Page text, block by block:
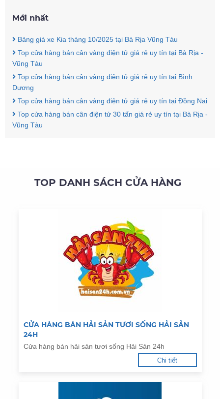
Mới nhất
Bảng giá xe Kia tháng 10/2025 tại Bà Rịa Vũng Tàu
Top cửa hàng bán cân vàng điện tử giá rẻ uy tín tại Bà Rịa -
Vũng Tàu
Top cửa hàng bán cân vàng điện tử giá rẻ uy tín tại Bình
Dương
Top cửa hàng bán cân vàng điện tử giá rẻ uy tín tại Đồng Nai
Top cửa hàng bán cân điện tử 30 tấn giá rẻ uy tín tại Bà Rịa -
Vũng Tàu
TOP DANH SÁCH CỬA HÀNG
CỬA HÀNG BÁN HẢI SẢN TƯƠI SỐNG HẢI SẢN
24H
Cửa hàng bán hải sản tươi sống Hải Sản 24h
Chi tiết